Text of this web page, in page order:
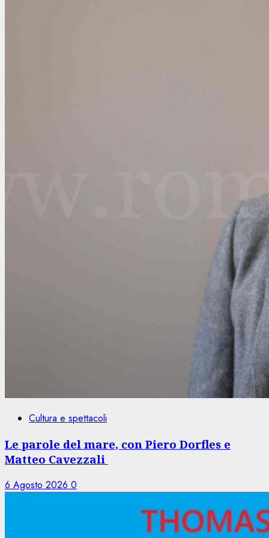
Cultura e spettacoli
Le parole del mare, con Piero Dorfles e
Matteo Cavezzali
6 Agosto 2026 0